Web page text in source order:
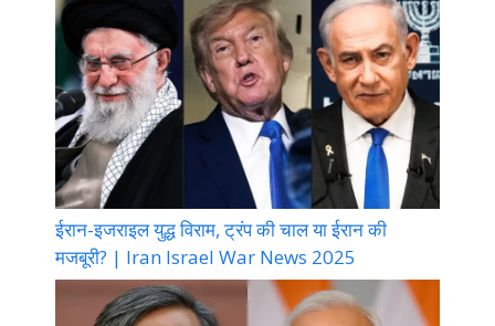
ईरान-इजराइल युद्ध विराम, ट्रंप की चाल या ईरान की
मजबूरी? | Iran Israel War News 2025